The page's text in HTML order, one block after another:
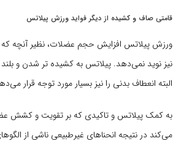
قامتی صاف‌ و کشیده‌ از دیگر فواید ورزش پیلاتس
ورزش پیلاتس افزایش حجم عضلات، نظیر آنچه که
نیز نوید نمی‌‌دهد. پیلاتس به کشیده تر شدن و
البته انعطاف بدنی را نیز بسیار مورد توجه قرار
به کمک پیلاتس و تاکیدی که بر تقویت و کشش
می‌کند در نتیجه انحناهای غیرطبیعی ناشی از